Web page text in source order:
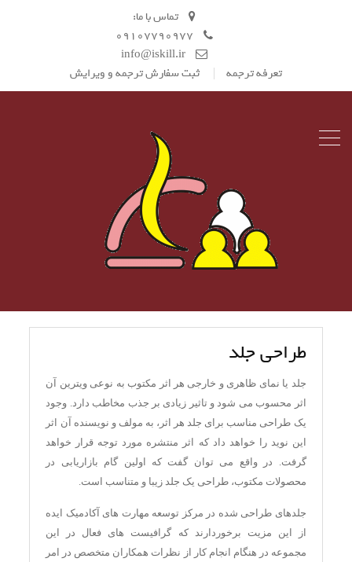
تماس با ما:
تعرفه ترجمه
ثبت سفارش ترجمه و ویرایش
طراحی جلد
جلد یا نمای ظاهری و خارجی هر اثر مکتوب به نوعی ویترین آن
اثر محسوب می شود و تاثیر زیادی بر جذب مخاطب دارد. وجود
یک طراحی مناسب برای جلد هر اثر، به مولف و نویسنده آن اثر
این نوید را خواهد داد که اثر منتشره مورد توجه قرار خواهد
گرفت. در واقع می توان گفت که اولین گام بازاریابی در
محصولات مکتوب، طراحی یک جلد زیبا و متناسب است.
جلدهای طراحی شده در مرکز توسعه مهارت های آکادمیک ایده
از این مزیت برخوردارند که گرافیست های فعال در این
مجموعه در هنگام انجام کار از نظرات همکاران متخصص در امر